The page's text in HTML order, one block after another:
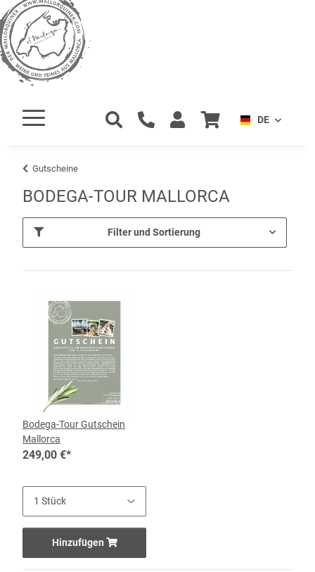
DE
Gutscheine
BODEGA-TOUR MALLORCA
Filter und Sortierung
Bodega-Tour Gutschein
Mallorca
249,00 €*
Hinzufügen